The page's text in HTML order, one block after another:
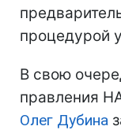
процедурой
В свою
правления
Олег Дубина